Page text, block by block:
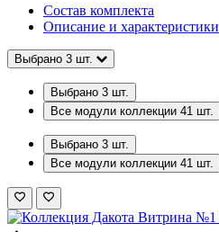
Состав комплекта
Описание и характеристики
Выбрано 3 шт.
Выбрано 3 шт.
Все модули коллекции 41 шт.
Выбрано 3 шт.
Все модули коллекции 41 шт.